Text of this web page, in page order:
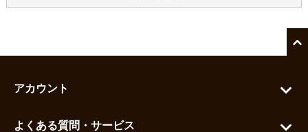
アカウント
よくある質問・サービス